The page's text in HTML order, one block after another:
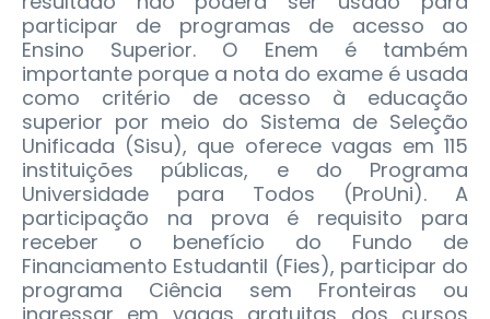
participar de programas de acesso ao
Ensino Superior. O Enem é também
importante porque a nota do exame é usada
como critério de acesso à educação
superior por meio do Sistema de Seleção
Unificada (Sisu), que oferece vagas em 115
instituições públicas, e do Programa
Universidade para Todos (ProUni). A
participação na prova é requisito para
receber o benefício do Fundo de
Financiamento Estudantil (Fies), participar do
programa Ciência sem Fronteiras ou